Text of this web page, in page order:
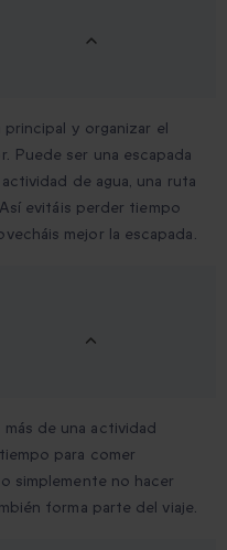
principal y organizar el
Puede ser una escapada
de agua, una ruta
evitáis perder tiempo
mejor la escapada.
de una actividad
para comer
simplemente no hacer
forma parte del viaje.